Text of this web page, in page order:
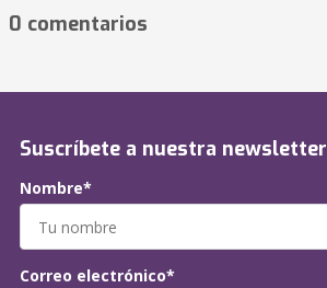
0 comentarios
Suscríbete a nuestra newsletter
Nombre*
Correo electrónico*